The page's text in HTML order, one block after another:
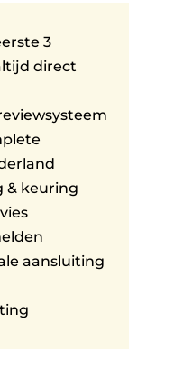
3
direct
& keuring
aansluiting